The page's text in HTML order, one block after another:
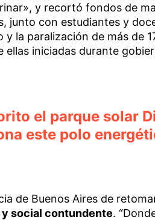
y recortó fondos de
junto con estudiantes y
la paralización de más de
iniciadas durante
el parque solar
este polo
de Buenos Aires de
social contundente.